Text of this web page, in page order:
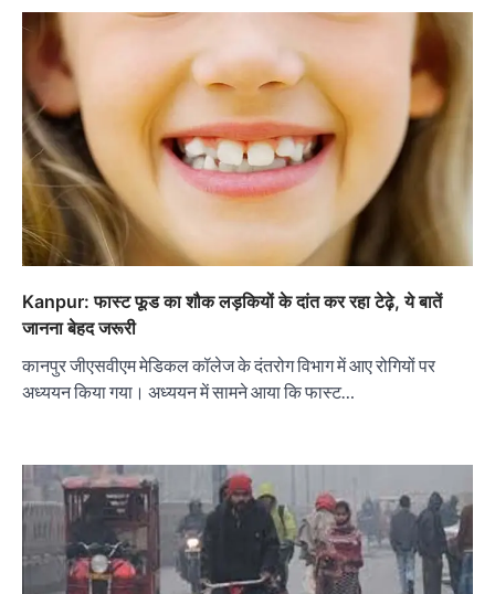
Kanpur: फास्ट फूड का शौक लड़कियों के दांत कर रहा टेढ़े, ये बातें
जानना बेहद जरूरी
कानपुर जीएसवीएम मेडिकल कॉलेज के दंतरोग विभाग में आए रोगियों पर
अध्ययन किया गया। अध्ययन में सामने आया कि फास्ट…